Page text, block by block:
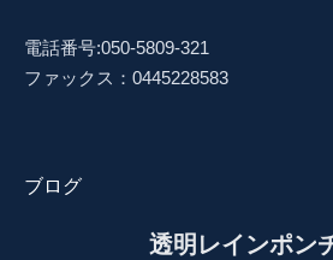
電話番号:050-5809-321
ファックス：0445228583
ブログ
透明レインポン